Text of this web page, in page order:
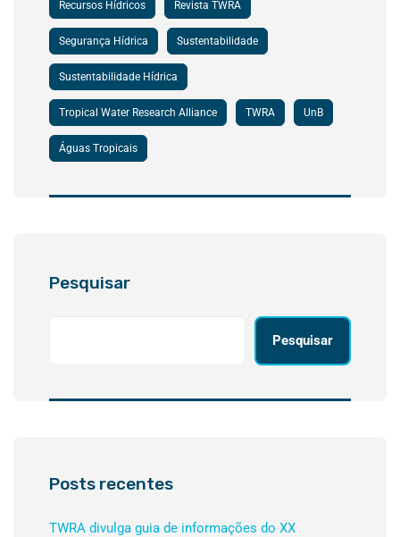
Recursos Hídricos Revista TWRA
Segurança Hídrica Sustentabilidade
Sustentabilidade Hídrica
Tropical Water Research Alliance TWRA UnB
Águas Tropicais
Pesquisar
Pesquisar
Posts recentes
TWRA divulga guia de informações do XX